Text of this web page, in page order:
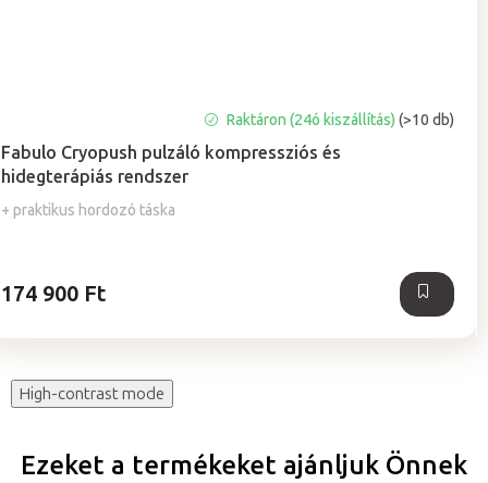
Fabulo Cryopush pulzáló kompressziós és
hidegterápiás rendszer
+ praktikus hordozó táska
termék
átlagos
értékelése
5-
Raktáron (24ó kiszállítás)(>10 db)
174 900 Ft
High-contrast mode
Ezeket a termékeket ajánljuk Önnek